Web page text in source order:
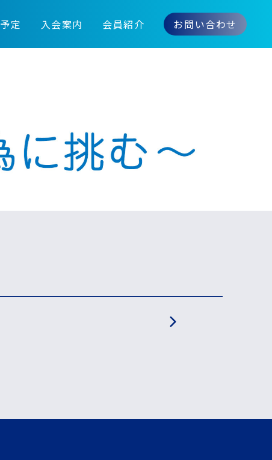
定 入会案内 会員紹介 お問い合わせ